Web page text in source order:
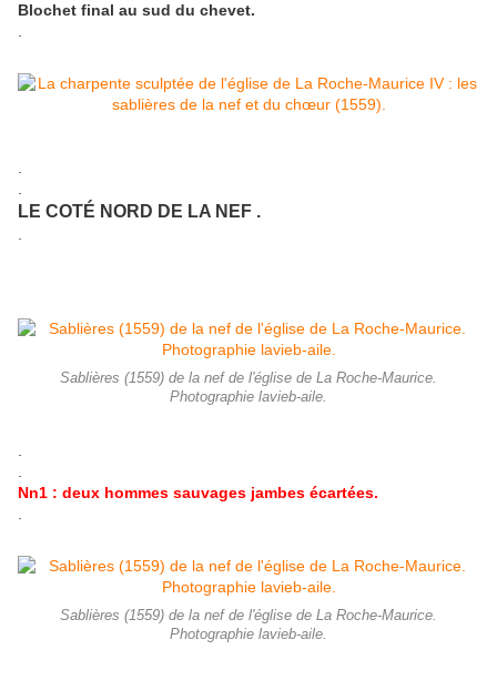
Blochet final au sud du chevet.
.
.
.
LE COTÉ NORD DE LA NEF .
.
Sablières (1559) de la nef de l'église de La Roche-Maurice.
Photographie lavieb-aile.
.
.
Nn1 : deux hommes sauvages jambes écartées.
.
Sablières (1559) de la nef de l'église de La Roche-Maurice.
Photographie lavieb-aile.